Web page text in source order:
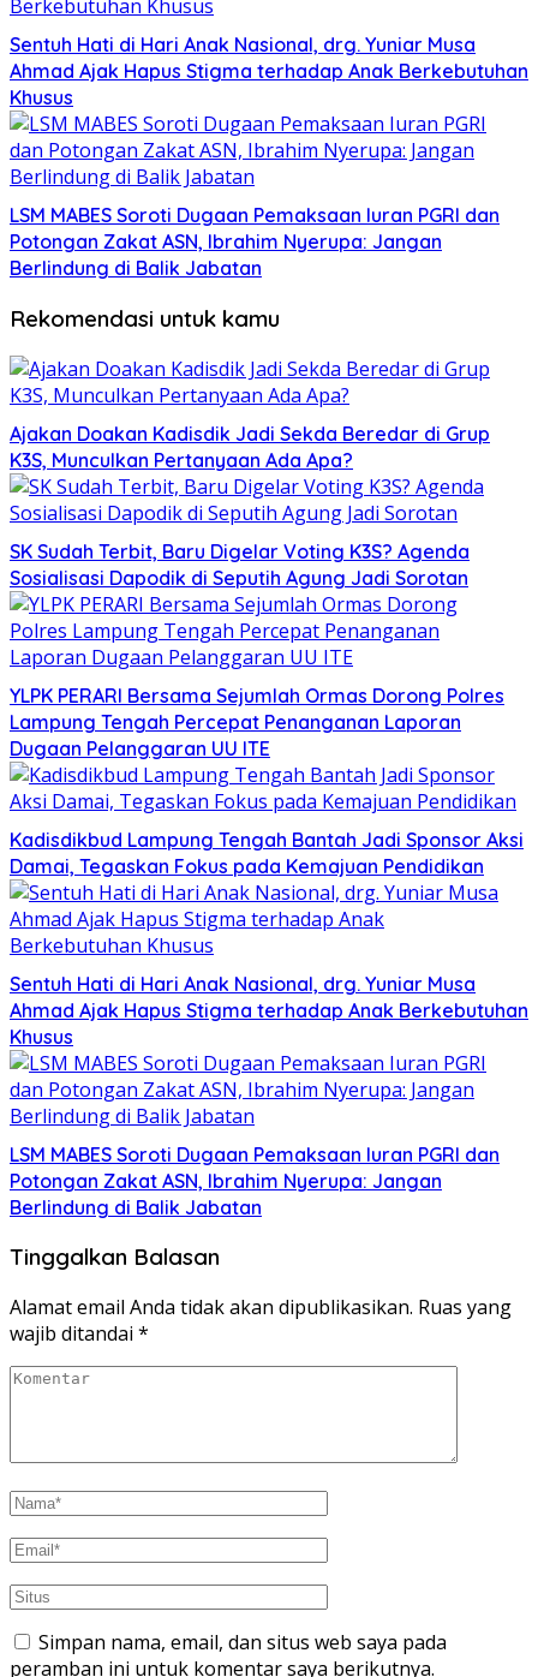
Sentuh Hati di Hari Anak Nasional, drg. Yuniar Musa
Ahmad Ajak Hapus Stigma terhadap Anak Berkebutuhan
Khusus
LSM MABES Soroti Dugaan Pemaksaan Iuran PGRI dan
Potongan Zakat ASN, Ibrahim Nyerupa: Jangan
Berlindung di Balik Jabatan
Rekomendasi untuk kamu
Ajakan Doakan Kadisdik Jadi Sekda Beredar di Grup
K3S, Munculkan Pertanyaan Ada Apa?
SK Sudah Terbit, Baru Digelar Voting K3S? Agenda
Sosialisasi Dapodik di Seputih Agung Jadi Sorotan
YLPK PERARI Bersama Sejumlah Ormas Dorong Polres
Lampung Tengah Percepat Penanganan Laporan
Dugaan Pelanggaran UU ITE
Kadisdikbud Lampung Tengah Bantah Jadi Sponsor Aksi
Damai, Tegaskan Fokus pada Kemajuan Pendidikan
Sentuh Hati di Hari Anak Nasional, drg. Yuniar Musa
Ahmad Ajak Hapus Stigma terhadap Anak Berkebutuhan
Khusus
LSM MABES Soroti Dugaan Pemaksaan Iuran PGRI dan
Potongan Zakat ASN, Ibrahim Nyerupa: Jangan
Berlindung di Balik Jabatan
Tinggalkan Balasan
Alamat email Anda tidak akan dipublikasikan. Ruas yang
wajib ditandai *
Simpan nama, email, dan situs web saya pada
peramban ini untuk komentar saya berikutnya.